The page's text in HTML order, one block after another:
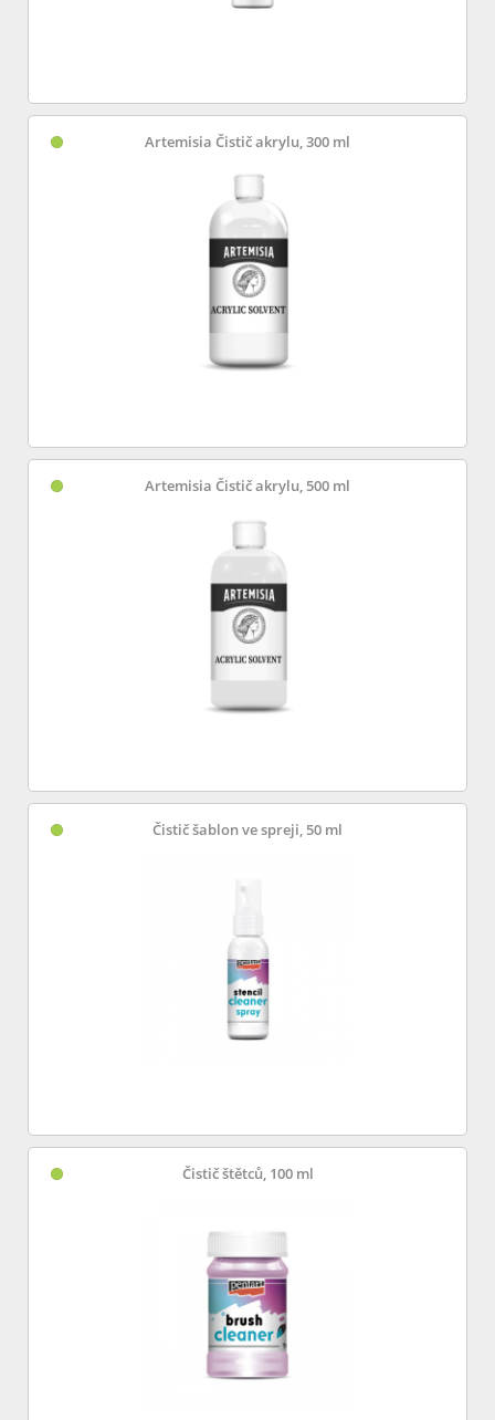
Artemisia Čistič akrylu, 300 ml
Artemisia Čistič akrylu, 500 ml
Čistič šablon ve spreji, 50 ml
Čistič štětců, 100 ml